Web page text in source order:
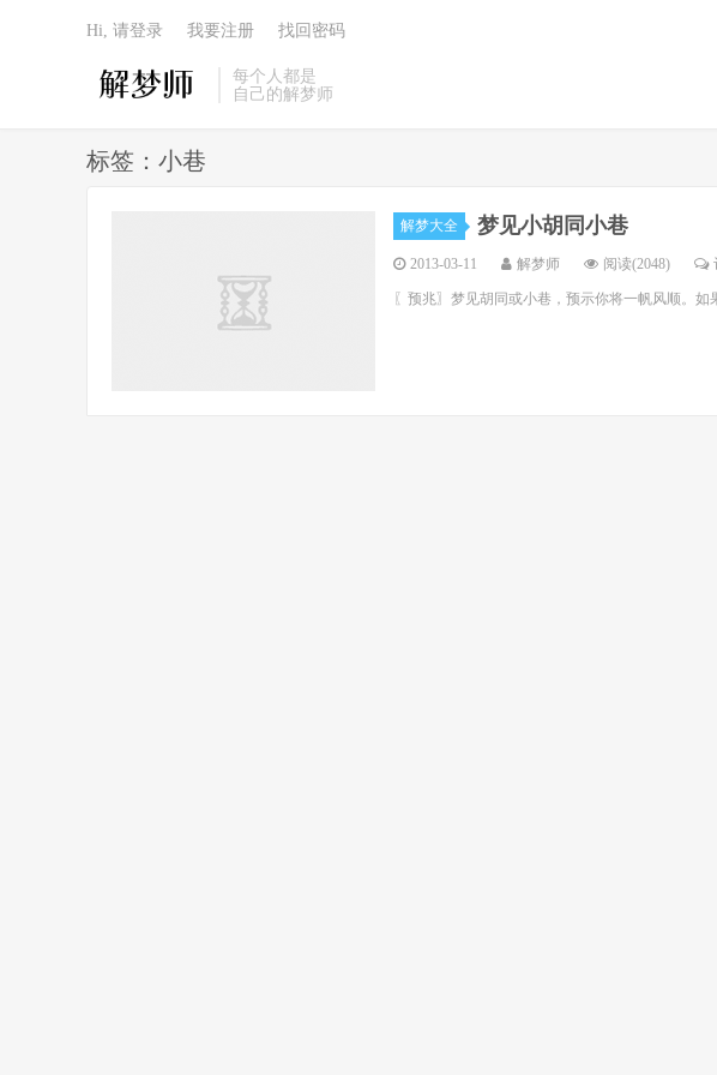
每个人都是
自己的解梦师
Hi, 请登录 我要注册 找回密码
标签：小巷
解梦大全 梦见小胡同小巷
2013-03-11 解梦师 阅读(2048)
〖预兆〗梦见胡同或小巷，预示你将一帆风顺。